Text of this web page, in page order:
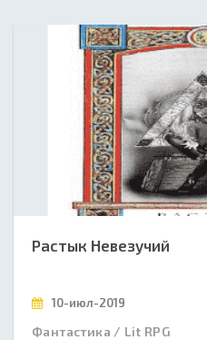
Растык Невезучий
10-июл-2019
Фантастика / Lit RPG